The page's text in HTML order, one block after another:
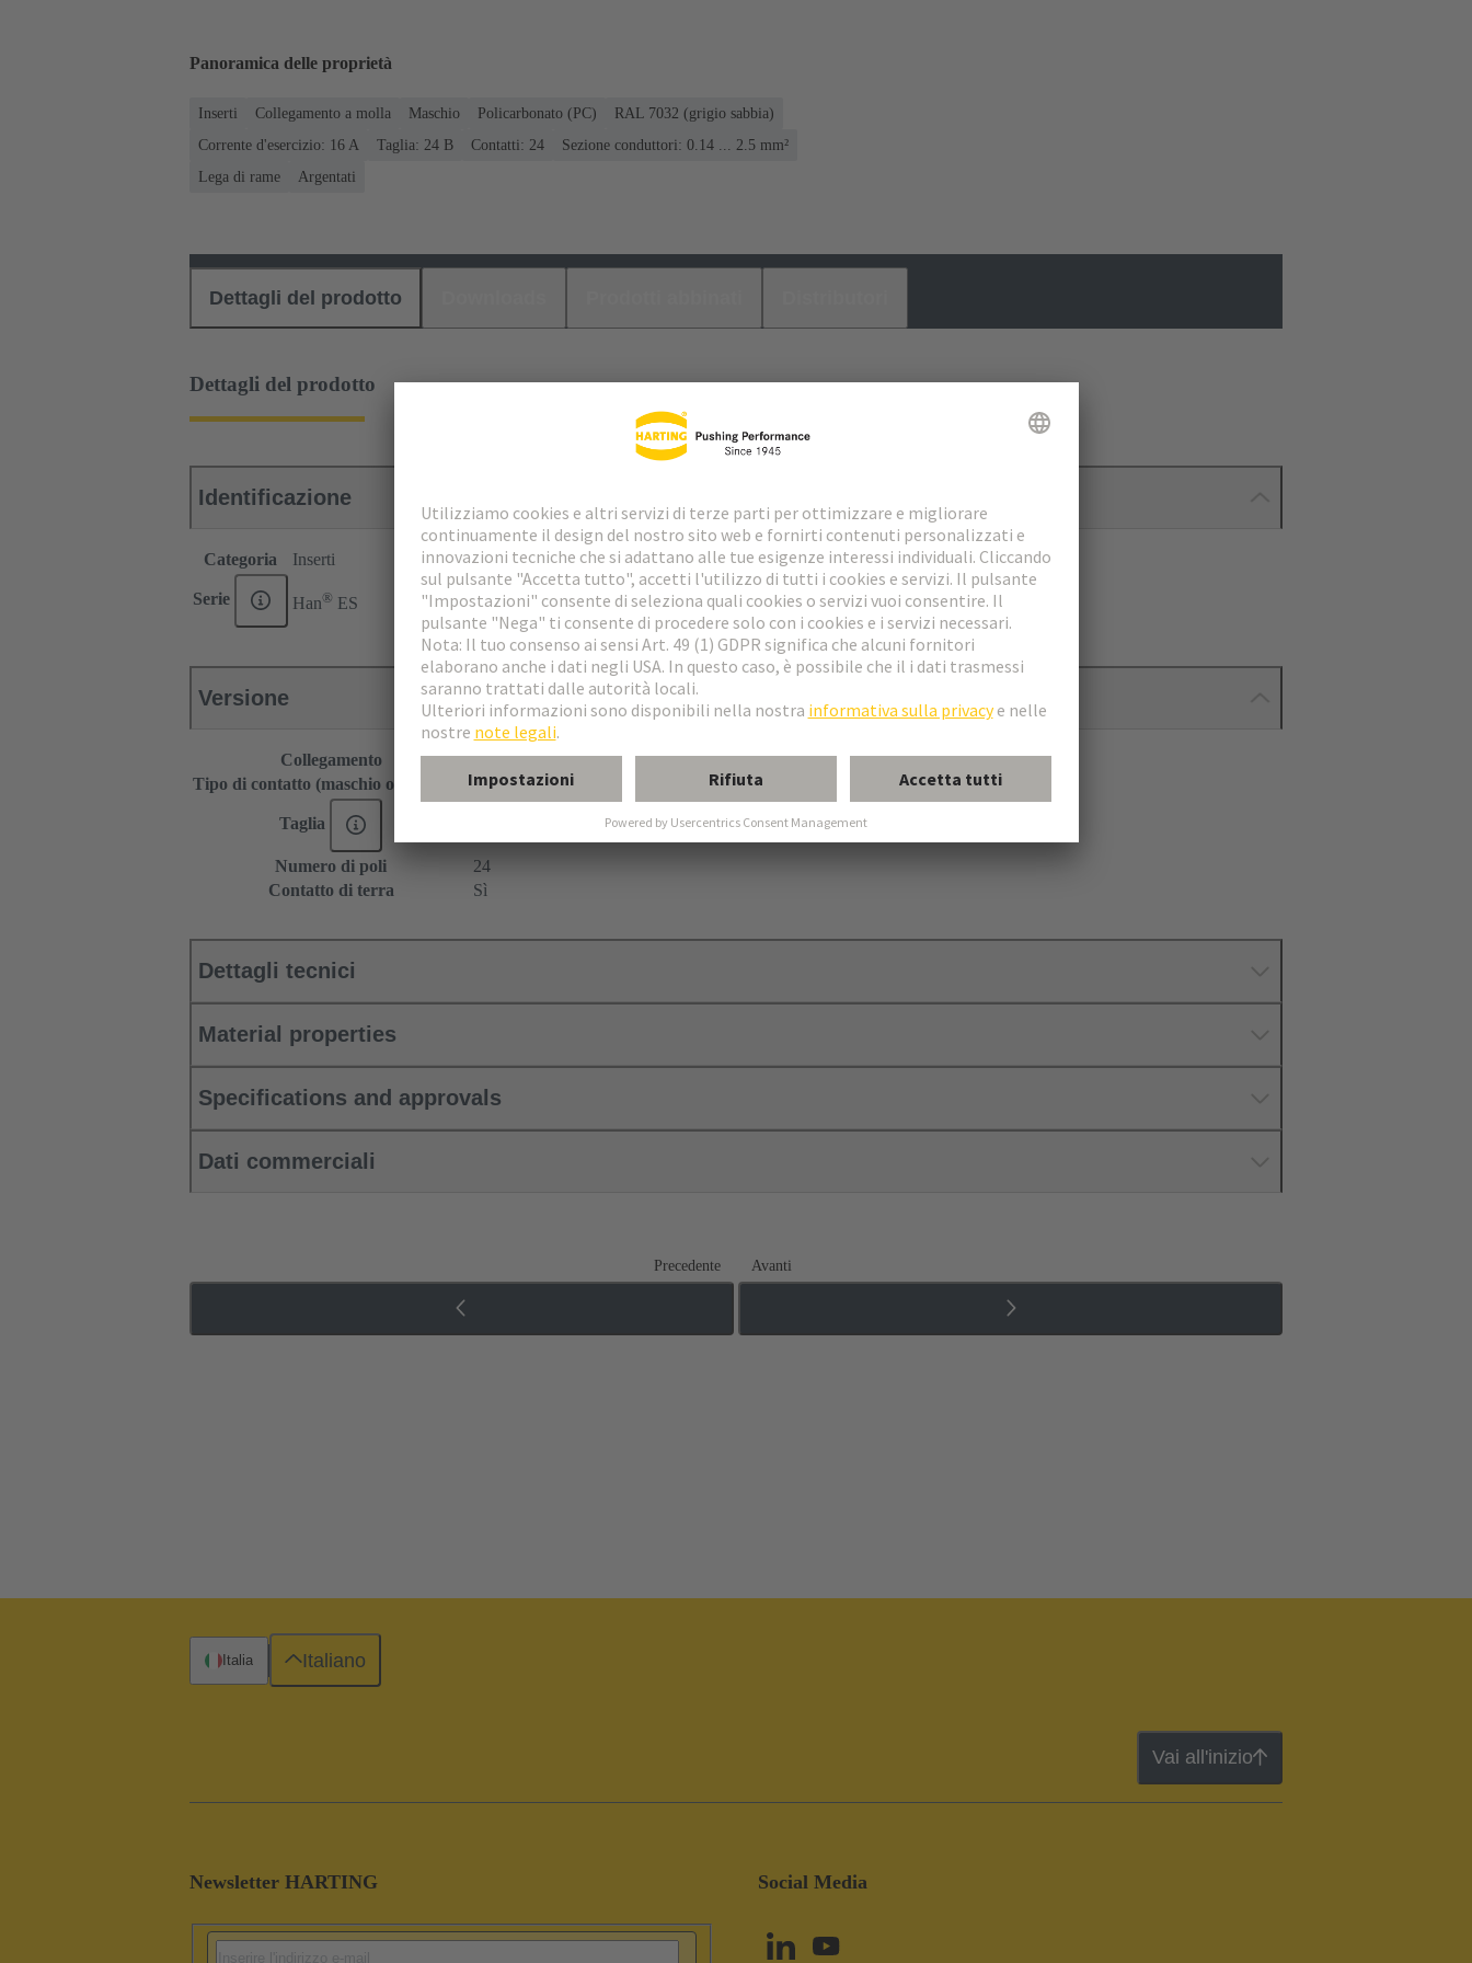
Panoramica delle proprietà
Inserti Collegamento a molla Maschio Policarbonato (PC)
RAL 7032 (grigio sabbia)
Corrente d'esercizio: ‌16 A
Taglia: 24 B Contatti: 24
Sezione conduttori: 0.14 ... 2.5 mm²
Lega di rame
Argentati
Dettagli del prodotto
Dettagli del prodotto
Identificazione
Categoria Inserti
Serie Han® ES
Versione
Collegamento
Collegamento a molla
Tipo di contatto (maschio o femmina)
Maschio
Taglia
Numero di poli
24
Contatto di terra
Sì
Dettagli tecnici
Material properties
Specifications and approvals
Dati commerciali
Precedente Avanti
Vai all'inizio
Newsletter HARTING Social Media
Italia Italiano